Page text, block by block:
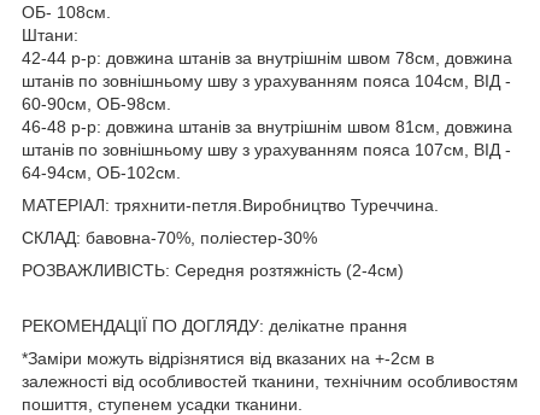
ОБ- 108см.
Штани:
42-44 р-р: довжина штанів за внутрішнім швом 78см, довжина
штанів по зовнішньому шву з урахуванням пояса 104см, ВІД -
60-90см, ОБ-98см.
46-48 р-р: довжина штанів за внутрішнім швом 81см, довжина
штанів по зовнішньому шву з урахуванням пояса 107см, ВІД -
64-94см, ОБ-102см.
МАТЕРІАЛ: тряхнити-петля.Виробництво Туреччина.
СКЛАД: бавовна-70%, поліестер-30%
РОЗВАЖЛИВІСТЬ: Середня розтяжність (2-4см)
РЕКОМЕНДАЦІЇ ПО ДОГЛЯДУ: делікатне прання
*Заміри можуть відрізнятися від вказаних на +-2см в
залежності від особливостей тканини, технічним особливостям
пошиття, ступенем усадки тканини.